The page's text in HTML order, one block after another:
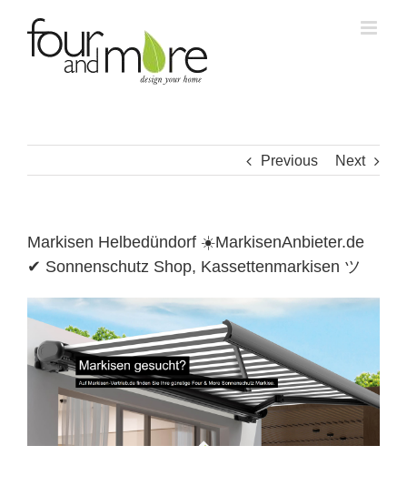
content
Previous Next
Markisen Helbedündorf ☀️MarkisenAnbieter.de
✔ Sonnenschutz Shop, Kassettenmarkisen ツ